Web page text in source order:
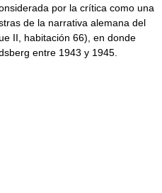
por la crítica como una
de la narrativa alemana del
II, habitación 66), en donde
entre 1943 y 1945.